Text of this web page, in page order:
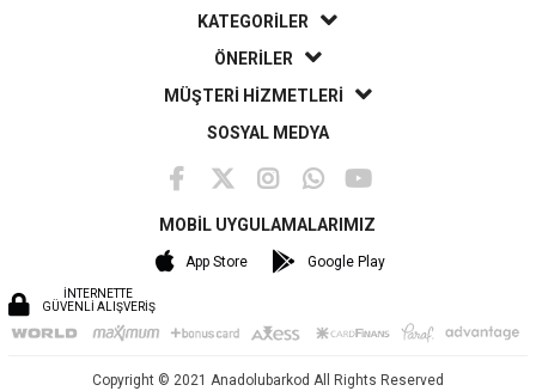
KATEGORİLER
ÖNERİLER
MÜŞTERİ HİZMETLERİ
SOSYAL MEDYA
MOBİL UYGULAMALARIMIZ
App Store Google Play
İNTERNETTE
GÜVENLİ ALIŞVERİŞ
Copyright © 2021 Anadolubarkod All Rights Reserved